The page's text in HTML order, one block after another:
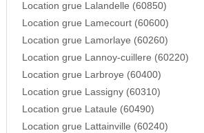
Location grue Lalandelle (60850)
Location grue Lamecourt (60600)
Location grue Lamorlaye (60260)
Location grue Lannoy-cuillere (60220)
Location grue Larbroye (60400)
Location grue Lassigny (60310)
Location grue Lataule (60490)
Location grue Lattainville (60240)